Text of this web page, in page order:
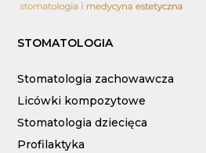
STOMATOLOGIA
Stomatologia zachowawcza
Licówki kompozytowe
Stomatologia dziecięca
Profilaktyka